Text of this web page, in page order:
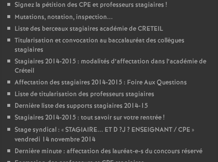
Signez la pétition des CPE et professeurs stagiaires !
Mutations, notation, inspection...
Liste des berceaux stagiaires académie deCRETEIL
Titularisation et convocation au baccalauréat des collègues
stagiaires
Stagiaires 2014-2015 : modalités d’affectation dans l’académie de
Créteil
Affectation des stagiaires 2014-2015 : Foire Aux Questions
Liste de titularisation des professeurs stagiaires
Dernière liste des supports stagiaires 2014-15
Stagiaires 2014-2015 : tout savoir sur votre rentrée!
Stage syndical : «STAGIAIRE... ET D ?J ? ENSEIGNANT/CPE »
vendredi 14 novembre 2014
Dernière minute : affectation des lauréat-e-s du concours réservé